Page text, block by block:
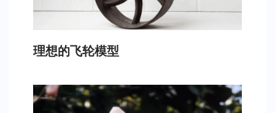
理想的飞轮模型